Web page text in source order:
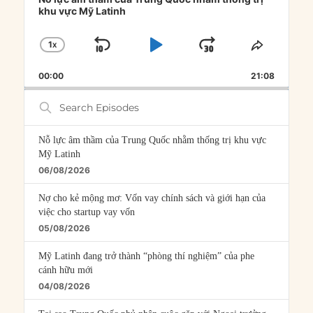
khu vực Mỹ Latinh
CHANGE
RATE
1X
SKIP
PLAYJUMP
FORWARD
SHARE
00:00 21:08
Search
Episodes
Nỗ lực âm thầm của Trung Quốc nhằm thống trị khu vực
Mỹ Latinh
06/08/2026
Nợ cho kẻ mộng mơ: Vốn vay chính sách và giới hạn của
việc cho startup vay vốn
05/08/2026
Mỹ Latinh đang trở thành “phòng thí nghiệm” của phe
cánh hữu mới
04/08/2026